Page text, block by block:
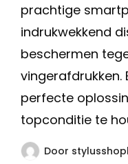
prachtige
indrukwekkend
beschermen
vingerafdrukken.
perfecte
topconditie te
Door